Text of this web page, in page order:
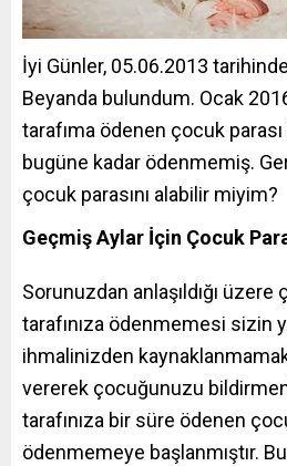
İyi Günler, 05.06.2013
Beyanda bulundum. Ocak
tarafıma ödenen çocuk parası
bugüne kadar ödenmemiş.
çocuk parasını alabilir miyim?
Geçmiş Aylar İçin Çocuk
Sorunuzdan anlaşıldığı üzere
tarafınıza ödenmemesi sizin
ihmalinizden
vererek çocuğunuzu
tarafınıza bir süre ödenen
ödenmemeye başlanmıştır.